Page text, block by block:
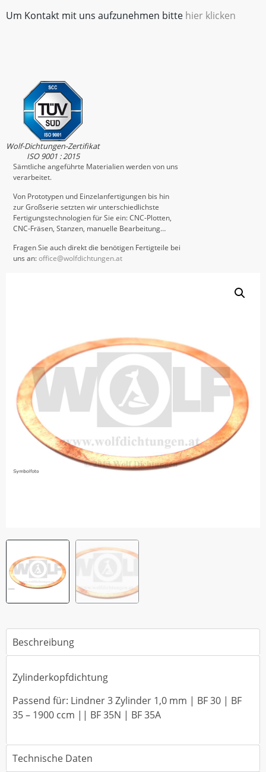
Um Kontakt mit uns aufzunehmen bitte hier klicken
Wolf-Dichtungen-Zertifikat
ISO 9001 : 2015
Sämtliche angeführte Materialien werden von uns
verarbeitet.
Von Prototypen und Einzelanfertigungen bis hin
zur Großserie setzten wir unterschiedlichste
Fertigungstechnologien für Sie ein: CNC-Plotten,
CNC-Fräsen, Stanzen, manuelle Bearbeitung…
Fragen Sie auch direkt die benötigen Fertigteile bei
uns an:office@wolfdichtungen.at
Beschreibung
Zylinderkopfdichtung
Passend für: Lindner 3 Zylinder 1,0 mm | BF 30 | BF
35 – 1900 ccm || BF 35N | BF 35A
Technische Daten